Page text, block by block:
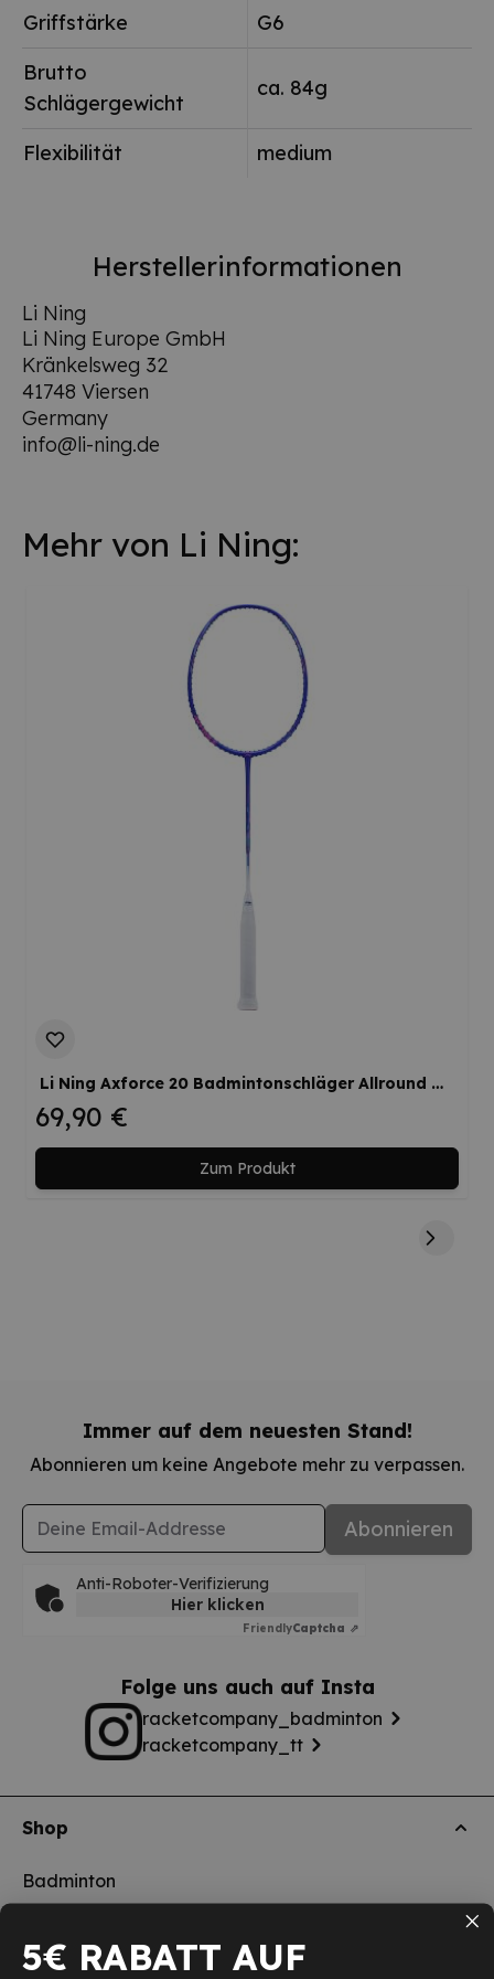
Griffstärke
G6
Brutto
Schlägergewicht
ca. 84g
Flexibilität medium
Herstellerinformationen
Li Ning
Li Ning Europe GmbH
Kränkelsweg 32
41748 Viersen
Germany
info@li-ning.de
Mehr von Li Ning:
Li Ning Axforce 20 Badmintonschläger Allround Mediumflex Ausgewogen Werksbesaitung
69,90 €
Zum Produkt
Immer auf dem neuesten Stand!
Abonnieren um keine Angebote mehr zu verpassen.
E-Mail-Adresse Abonnieren
Anti-Roboter-Verifizierung
Hier klicken
FriendlyCaptcha ⇗
Folge uns auch auf Insta
racketcompany_badminton
racketcompany_tt
Shop
Badminton
Squash
5€ RABATT AUF